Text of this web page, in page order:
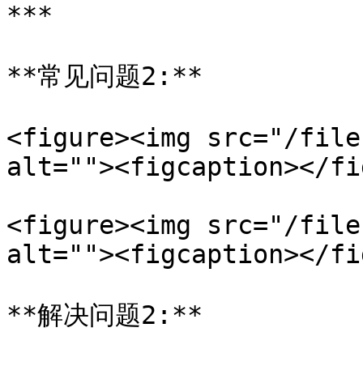
***
**常见问题2:**
<figure><img src="/files/
alt=""><figcaption></
<figure><img src="/files/
alt=""><figcaption></
**解决问题2:**